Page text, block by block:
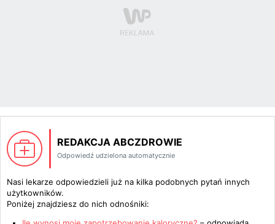
REDAKCJA ABCZDROWIE
Odpowiedź udzielona automatycznie
Nasi lekarze odpowiedzieli już na kilka podobnych pytań innych
użytkowników.
Poniżej znajdziesz do nich odnośniki: